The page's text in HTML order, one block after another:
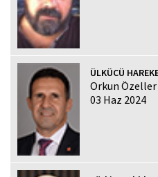
ÜLKÜCÜ
Orkun Özeller
03 Haz 2024